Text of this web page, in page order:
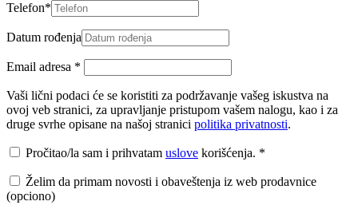
Telefon*
Datum rođenja
Email adresa *
Vaši lični podaci će se koristiti za podržavanje vašeg iskustva na
ovoj veb stranici, za upravljanje pristupom vašem nalogu, kao i za
druge svrhe opisane na našoj stranici politika privatnosti.
Pročitao/la sam i prihvatam uslove korišćenja. *
Želim da primam novosti i obaveštenja iz web prodavnice
(opciono)